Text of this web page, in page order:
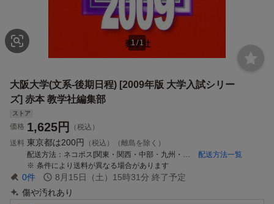
1/1
大阪大学(文系-後期日程) [2009年版 大学入試シリー
ズ] 赤本 教学社編集部
ストア
価格 1,625円
（税込）
送料 東京都は200円
（税込）（離島を除く）
配送方法
ネコポス[関東・関西・中部・九州・中国・四国地方は翌日到着(東北地方・新潟県・北海道・沖縄県は翌々日)]
配送方法一覧
条件により送料が異なる場合があります
0件 8月15日（土）15時31分 終了予定
傷や汚れあり